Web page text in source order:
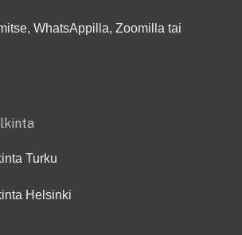
WhatsAppilla, Zoomilla tai
Turku
Helsinki